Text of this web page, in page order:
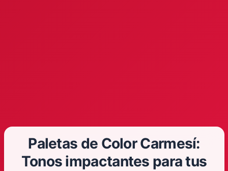
Paletas de Color Carmesí:
Tonos impactantes para tus